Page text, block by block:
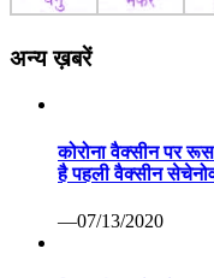
अन्य ख़बरें
कोरोना वैक्सीन पर
है पहली वैक्सीन
—07/13/2020